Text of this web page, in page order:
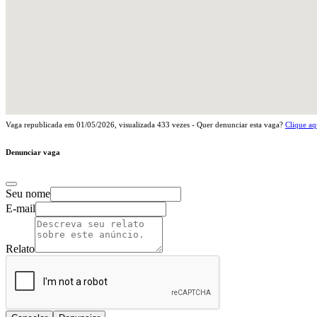
Vaga republicada em 01/05/2026 , visualizada 433 vezes - Quer denunciar esta vaga? Clique
Denunciar vaga
Seu nome
E-mail
Relato